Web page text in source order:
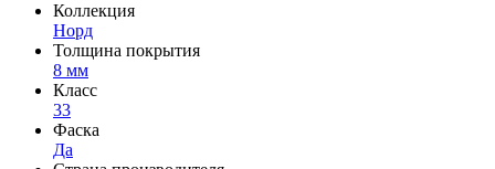
Коллекция
Норд
Толщина покрытия
8 мм
Класс
33
Фаска
Да